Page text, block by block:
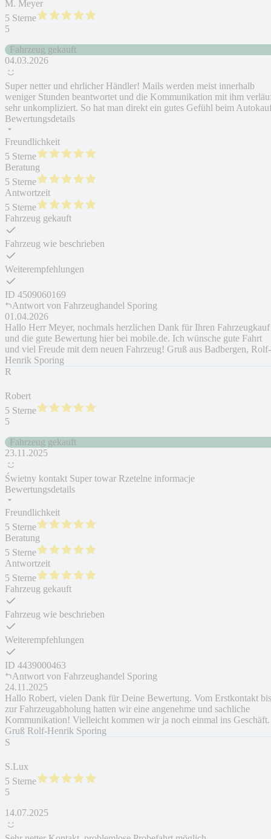
M. Meyer
5 Sterne
5
Fahrzeug gekauft
04.03.2026
Super netter und ehrlicher Händler! Mails werden meist innerhalb
weniger Stunden beantwortet und die Kommunikation mit ihm
sehr unkompliziert. So hat man direkt ein gutes Gefühl beim
Bewertungsdetails
Freundlichkeit
5 Sterne
Beratung
5 Sterne
Antwortzeit
5 Sterne
Fahrzeug gekauft
Fahrzeug wie beschrieben
Weiterempfehlungen
ID 4509060169
Antwort von Fahrzeughandel Sporing
01.04.2026
Hallo Herr Meyer, nochmals herzlichen Dank für Ihren Fahrzeugkauf
und die gute Bewertung hier bei mobile.de. Ich wünsche gute Fahrt
und viel Freude mit dem neuen Fahrzeug! Gruß aus Badbergen, Rolf-
Henrik Sporing
R
Robert
5 Sterne
5
Fahrzeug gekauft
23.11.2025
Świetny kontakt Super towar Rzetelne informacje
Bewertungsdetails
Freundlichkeit
5 Sterne
Beratung
5 Sterne
Antwortzeit
5 Sterne
Fahrzeug gekauft
Fahrzeug wie beschrieben
Weiterempfehlungen
ID 4439000463
Antwort von Fahrzeughandel Sporing
24.11.2025
Hallo Robert, vielen Dank für Deine Bewertung. Vom Erstkontakt bis
zur Fahrzeugabholung hatten wir eine angenehme und sachliche
Kommunikation! Vielleicht kommen wir ja noch einmal ins Geschäft.
Gruß Rolf-Henrik Sporing
S
S.Lux
5 Sterne
5
14.07.2025